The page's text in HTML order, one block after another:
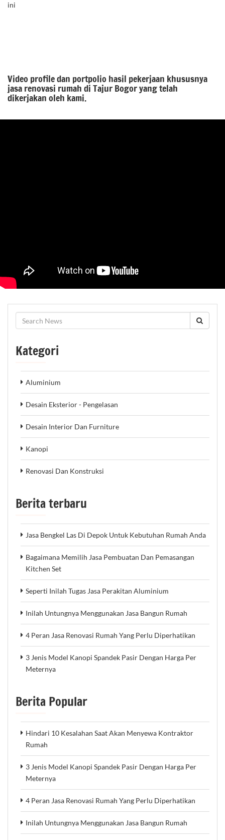
ini
Video profile dan portpolio hasil pekerjaan khususnya
jasa renovasi rumah di Tajur Bogor yang telah
dikerjakan oleh kami.
Kategori
Aluminium
Desain Eksterior - Pengelasan
Desain Interior Dan Furniture
Kanopi
Renovasi Dan Konstruksi
Berita terbaru
Jasa Bengkel Las Di Depok Untuk Kebutuhan Rumah Anda
Bagaimana Memilih Jasa Pembuatan Dan Pemasangan
Kitchen Set
Seperti Inilah Tugas Jasa Perakitan Aluminium
Inilah Untungnya Menggunakan Jasa Bangun Rumah
4 Peran Jasa Renovasi Rumah Yang Perlu Diperhatikan
3 Jenis Model Kanopi Spandek Pasir Dengan Harga Per
Meternya
Berita Popular
Hindari 10 Kesalahan Saat Akan Menyewa Kontraktor
Rumah
3 Jenis Model Kanopi Spandek Pasir Dengan Harga Per
Meternya
4 Peran Jasa Renovasi Rumah Yang Perlu Diperhatikan
Inilah Untungnya Menggunakan Jasa Bangun Rumah